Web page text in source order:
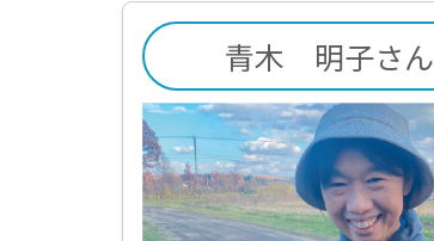
青木 明子さん